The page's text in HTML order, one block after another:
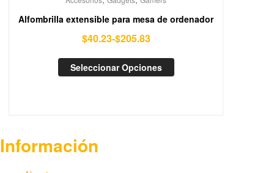
Alfombrilla extensible para mesa de ordenador
$40.23-$205.83
Rango
precios:
Seleccionar Opciones
producto
Información